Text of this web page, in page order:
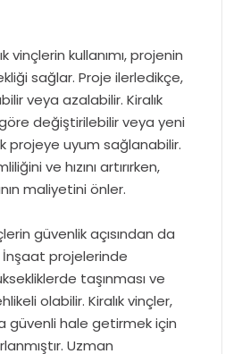
vinçlerin kullanımı, projenin
sağlar. Proje ilerledikçe,
veya azalabilir. Kiralık
değiştirilebilir veya yeni
projeye uyum sağlanabilir.
ve hızını artırırken,
maliyetini önler.
güvenlik açısından da
projelerinde
taşınması ve
olabilir. Kiralık vinçler,
güvenli hale getirmek için
Uzman